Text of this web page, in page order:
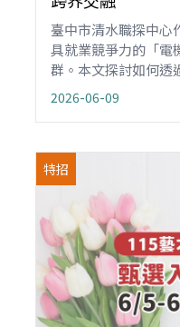
臺中市清水職探中心
具就業競爭力的「電
群。本文探討如何透
點」等實務課程，協
鍵期，同時掌握硬
2026-06-09
特招